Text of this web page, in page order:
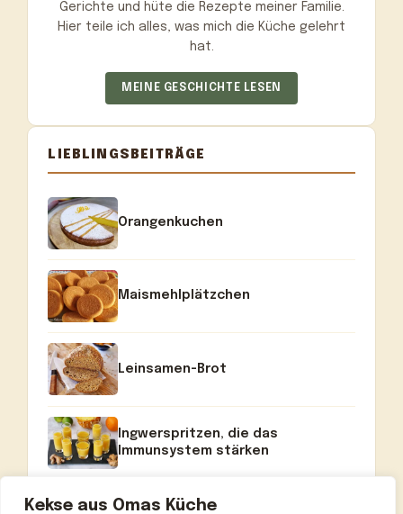
Kekse aus Omas Küche
Gerichte und hüte die Rezepte meiner Familie.
Hier teile ich alles, was mich die Küche gelehrt
hat.
MEINE GESCHICHTE LESEN
LIEBLINGSBEITRÄGE
Orangenkuchen
Maismehlplätzchen
Leinsamen-Brot
Ingwerspritzen, die das
Immunsystem stärken